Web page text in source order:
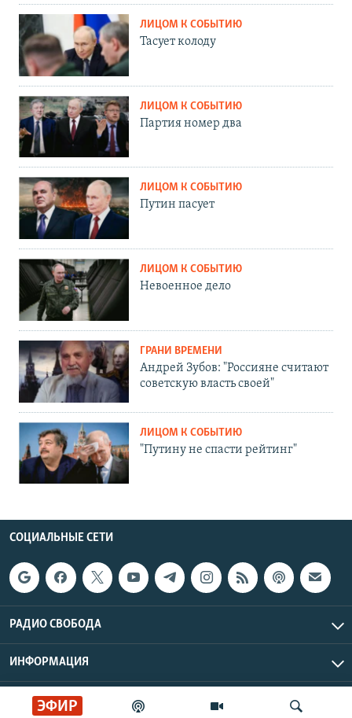
ЭФИР
ЛИЦОМ К СОБЫТИЮ
Тасует колоду
ЛИЦОМ К СОБЫТИЮ
Партия номер два
ЛИЦОМ К СОБЫТИЮ
Путин пасует
ЛИЦОМ К СОБЫТИЮ
Невоенное дело
ГРАНИ ВРЕМЕНИ
Андрей Зубов: "Россияне считают
советскую власть своей"
ЛИЦОМ К СОБЫТИЮ
"Путину не спасти рейтинг"
СОЦИАЛЬНЫЕ СЕТИ
РАДИО СВОБОДА
ИНФОРМАЦИЯ
Радио Свобода © 2026 RFE/RL, Inc. | Все права защищены.